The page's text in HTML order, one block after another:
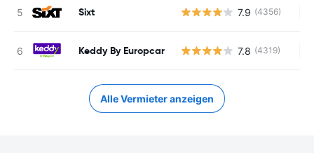
Sixt 7.9 (4356)
Keddy By Europcar 7.8 (4319)
Alle Vermieter anzeigen